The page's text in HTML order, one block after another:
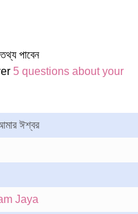
পাবেন
5 questions about your
ঈশ্বর
Jaya